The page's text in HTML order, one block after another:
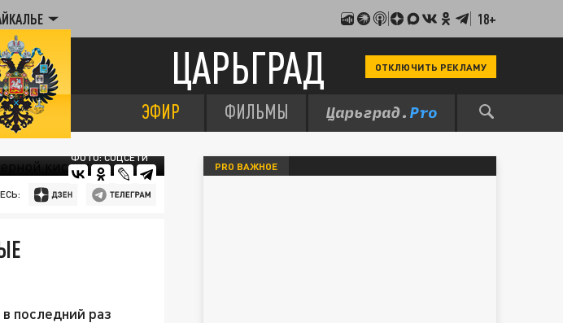
18+
ЦАРЬГРАД ОТКЛЮЧИТЬ РЕКЛАМУ
ЭФИР ФИЛЬМЫ
ФОТО: СОЦСЕТИ
последний раз
PRO ВАЖНОЕ